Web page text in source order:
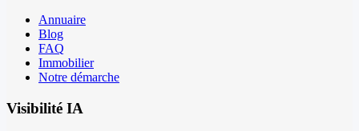
Annuaire
Blog
FAQ
Immobilier
Notre démarche
Visibilité IA